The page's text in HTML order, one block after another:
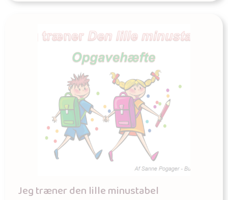
Jeg træner den lille minustabel